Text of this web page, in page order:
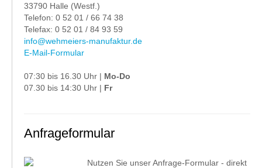
33790 Halle (Westf.)
Telefon: 0 52 01 / 66 74 38
Telefax: 0 52 01 / 84 93 59
info@wehmeiers-manufaktur.de
E-Mail-Formular
07:30 bis 16.30 Uhr | Mo-Do
07.30 bis 14:30 Uhr | Fr
Anfrageformular
Nutzen Sie unser Anfrage-Formular - direkt